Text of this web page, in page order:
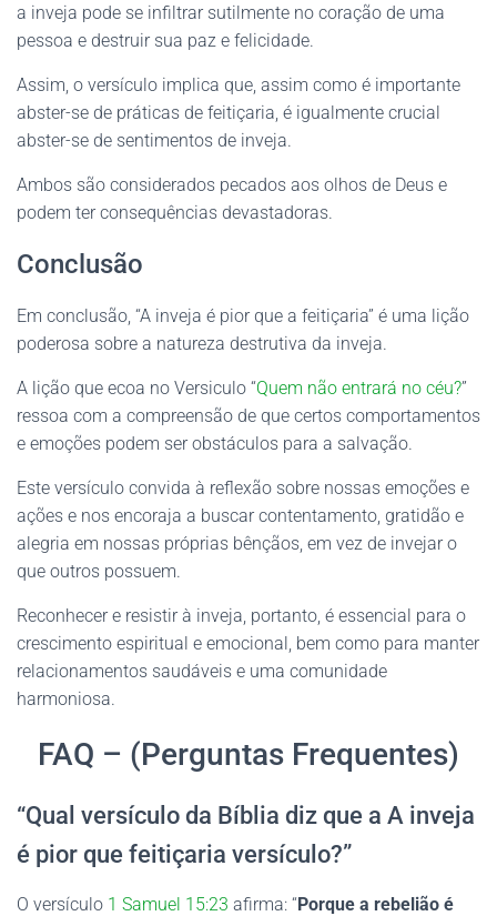
a inveja pode se infiltrar sutilmente no coração de uma
pessoa e destruir sua paz e felicidade.
Assim, o versículo implica que, assim como é importante
abster-se de práticas de feitiçaria, é igualmente crucial
abster-se de sentimentos de inveja.
Ambos são considerados pecados aos olhos de Deus e
podem ter consequências devastadoras.
Conclusão
Em conclusão, “A inveja é pior que a feitiçaria” é uma lição
poderosa sobre a natureza destrutiva da inveja.
A lição que ecoa no Versiculo “Quem não entrará no céu?”
ressoa com a compreensão de que certos comportamentos
e emoções podem ser obstáculos para a salvação.
Este versículo convida à reflexão sobre nossas emoções e
ações e nos encoraja a buscar contentamento, gratidão e
alegria em nossas próprias bênçãos, em vez de invejar o
que outros possuem.
Reconhecer e resistir à inveja, portanto, é essencial para o
crescimento espiritual e emocional, bem como para manter
relacionamentos saudáveis e uma comunidade
harmoniosa.
FAQ – (Perguntas Frequentes)
“Qual versículo da Bíblia diz que a A inveja
é pior que feitiçaria versículo?”
O versículo 1 Samuel 15:23 afirma: “Porque a rebelião é